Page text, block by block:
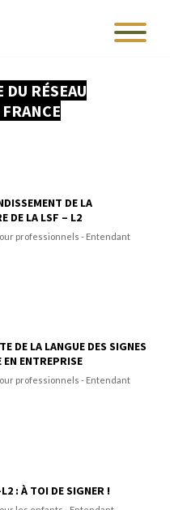
RÉSEAU
DE LA
DE LA LSF – L2
professionnels - Entendant
DE LA LANGUE DES SIGNES
EN ENTREPRISE
professionnels - Entendant
: À TOI DE SIGNER !